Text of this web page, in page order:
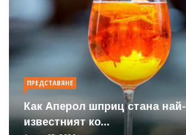
ПРЕДСТАВЯНЕ
Как Аперол шприц стана най-
известният ко...